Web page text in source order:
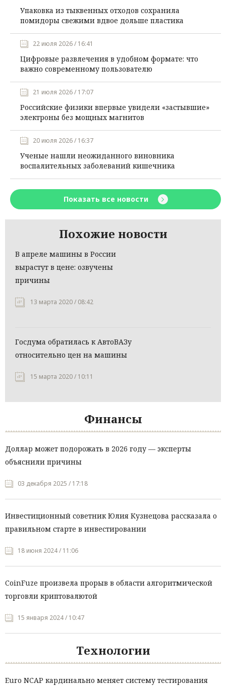
Упаковка из тыквенных отходов сохранила
помидоры свежими вдвое дольше пластика
22 июля 2026 / 16:41
Цифровые развлечения в удобном формате: что
важно современному пользователю
21 июля 2026 / 17:07
Российские физики впервые увидели «застывшие»
электроны без мощных магнитов
20 июля 2026 / 16:37
Ученые нашли неожиданного виновника
воспалительных заболеваний кишечника
Показать все новости
Похожие новости
В апреле машины в России
вырастут в цене: озвучены
причины
13 марта 2020 / 08:42
Госдума обратилась к АвтоВАЗу
относительно цен на машины
15 марта 2020 / 10:11
Финансы
Доллар может подорожать в 2026 году — эксперты
объяснили причины
03 декабря 2025 / 17:18
Инвестиционный советник Юлия Кузнецова рассказала о
правильном старте в инвестировании
18 июня 2024 / 11:06
CoinFuze произвела прорыв в области алгоритмической
торговли криптовалютой
15 января 2024 / 10:47
Технологии
Euro NCAP кардинально меняет систему тестирования